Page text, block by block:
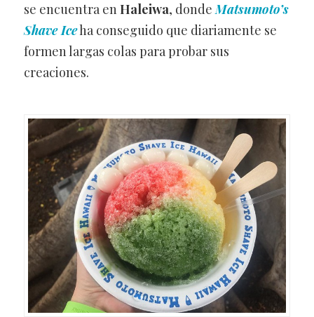
se encuentra enHaleiwa, dondeMatsumoto’s
Shave Iceha conseguido que diariamente se
formen largas colas para probar sus
creaciones.